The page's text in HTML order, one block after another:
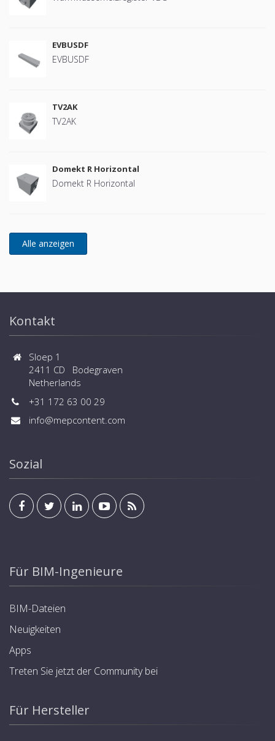
EVBUSDF
EVBUSDF
TV2AK
TV2AK
Domekt R Horizontal
Domekt R Horizontal
Kontakt
Sloep 1
2411 CD Bodegraven
Netherlands
+31 172 63 00 29
info@mepcontent.com
Sozial
Für BIM-Ingenieure
BIM-Dateien
Neuigkeiten
Apps
Treten Sie jetzt der Community bei
Für Hersteller